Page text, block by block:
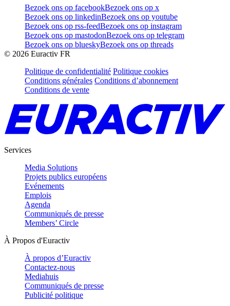
Bezoek ons op facebookBezoek ons op x
Bezoek ons op linkedinBezoek ons op youtube
Bezoek ons op rss-feedBezoek ons op instagram
Bezoek ons op mastodonBezoek ons op telegram
Bezoek ons op blueskyBezoek ons op threads
© 2026 Euractiv FR
Politique de confidentialité Politique cookies
Conditions générales Conditions d’abonnement
Conditions de vente
Services
Media Solutions
Projets publics européens
Evénements
Emplois
Agenda
Communiqués de presse
Members’ Circle
À Propos d'Euractiv
À propos d’Euractiv
Contactez-nous
Mediahuis
Communiqués de presse
Publicité politique